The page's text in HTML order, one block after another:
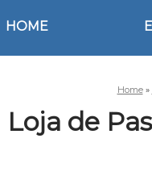
HOME
Home »
Loja de